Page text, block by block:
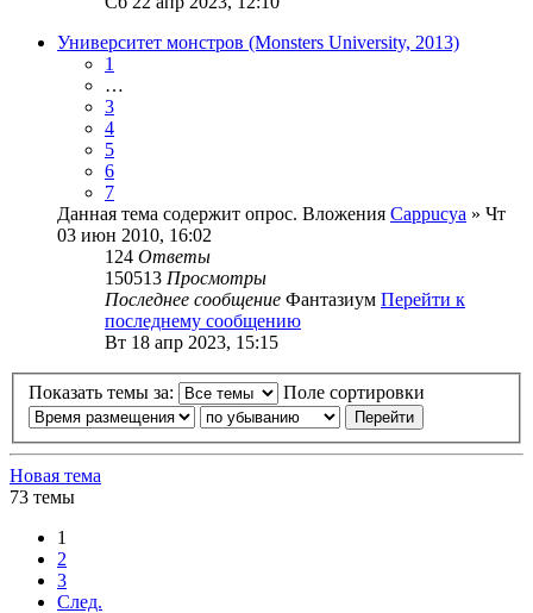
Университет монстров (Monsters University, 2013)
1
…
3
4
5
6
7
Данная тема содержит опрос. Вложения Cappucya » Чт
03 июн 2010, 16:02
124 Ответы
150513 Просмотры
Последнее сообщение Фантазиум Перейти к
последнему сообщению
Вт 18 апр 2023, 15:15
Показать темы за: Поле сортировки
Новая тема
73 темы
1
2
3
След.